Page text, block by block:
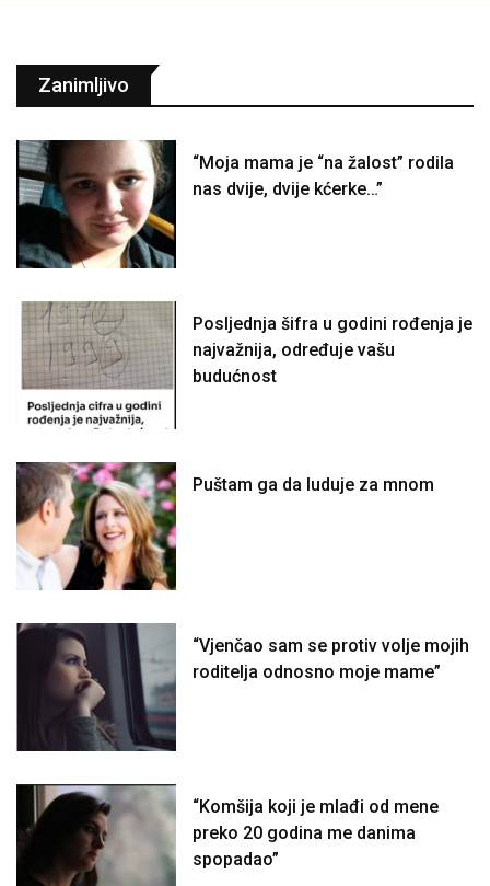
Zanimljivo
“Moja mama je “na žalost” rodila
nas dvije, dvije kćerke…”
Posljednja šifra u godini rođenja je
najvažnija, određuje vašu
budućnost
Puštam ga da luduje za mnom
“Vjenčao sam se protiv volje mojih
roditelja odnosno moje mame”
“Komšija koji je mlađi od mene
preko 20 godina me danima
spopadao”